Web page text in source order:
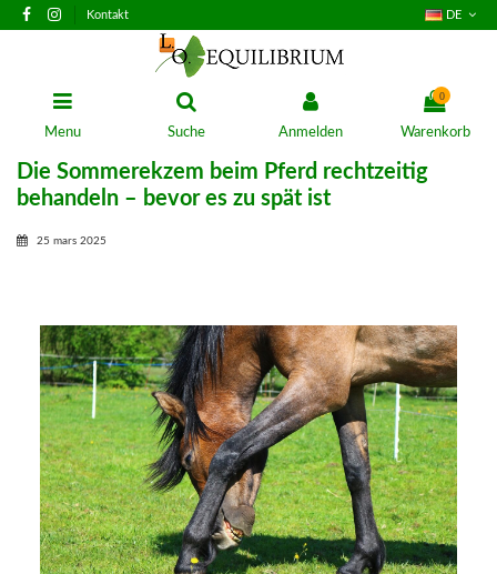
Kontakt DE
Menu Suche Anmelden
0
Warenkorb
Die Sommerekzem beim Pferd rechtzeitig
behandeln – bevor es zu spät ist
25 mars 2025